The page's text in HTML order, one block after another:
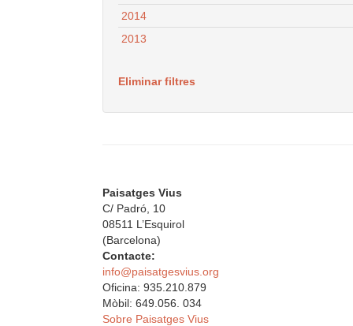
2014
2013
Eliminar filtres
Paisatges Vius
C/ Padró, 10
08511 L’Esquirol
(Barcelona)
Contacte:
info@paisatgesvius.org
Oficina: 935.210.879
Mòbil: 649.056. 034
Sobre Paisatges Vius